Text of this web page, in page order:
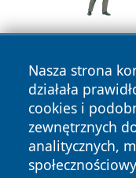
Nasza strona
działała
cookies i
zewnętrznych
analitycznych,
Copyright © 2026